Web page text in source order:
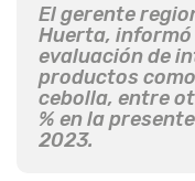
El gerente
Huerta, informó
evaluación de
productos
cebolla, entre
% en la
2023.